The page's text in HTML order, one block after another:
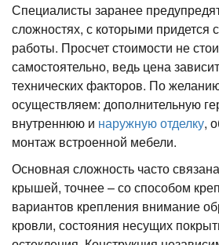
Специалисты заранее
сложностях, с которыми придется
работы. Просчет стоимости не
самостоятельно, ведь цена
технических факторов. По
осуществляем: дополнительную
внутреннюю и наружную отделку,
монтаж встроенной мебели.
Основная сложность часто
крышей, точнее – со способом
вариантов крепления внимание
кровли, состояния несущих